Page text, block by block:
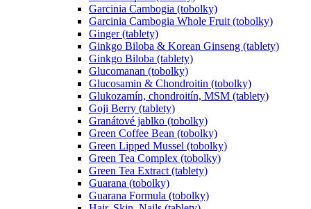
Garcinia Cambogia (tobolky)
Garcinia Cambogia Whole Fruit (tobolky)
Ginger (tablety)
Ginkgo Biloba & Korean Ginseng (tablety)
Ginkgo Biloba (tablety)
Glucomanan (tobolky)
Glucosamin & Chondroitin (tobolky)
Glukozamín, chondroitín, MSM (tablety)
Goji Berry (tablety)
Granátové jablko (tobolky)
Green Coffee Bean (tobolky)
Green Lipped Mussel (tobolky)
Green Tea Complex (tobolky)
Green Tea Extract (tablety)
Guarana (tobolky)
Guarana Formula (tobolky)